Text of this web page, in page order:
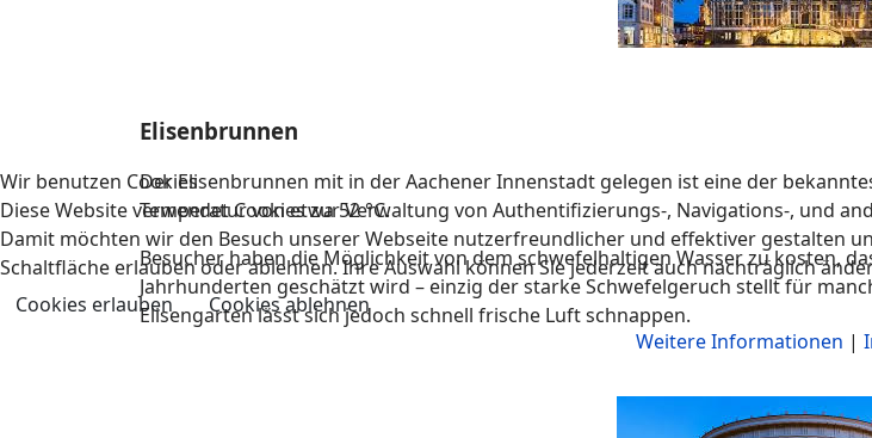
Elisenbrunnen
Der Elisenbrunnen mit in der Aachener Innenstadt gelegen ist eine der
Temperatur von etwa 52 °C.
Besucher haben die Möglichkeit von dem schwefelhaltigen Wasser zu kosten,
Jahrhunderten geschätzt wird – einzig der starke Schwefelgeruch stellt für
Elisengarten lässt sich jedoch schnell frische Luft schnappen.
Wir benutzen Cookies
Diese Website verwendet Cookies zur Verwaltung von Authentifizierungs-, Navigations-, und
Damit möchten wir den Besuch unserer Webseite nutzerfreundlicher und effektiver gestalten
Schaltfläche erlauben oder ablehnen. Ihre Auswahl können Sie jederzeit auch nachträglich
Cookies erlauben
Cookies ablehnen
Weitere Informationen |